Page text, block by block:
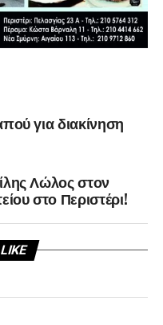
για διακίνηση
Λώλος στον
στο Περιστέρι!